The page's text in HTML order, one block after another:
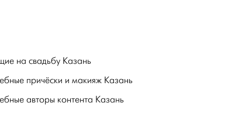
на свадьбу Казань
причёски и макияж Казань
авторы контента Казань